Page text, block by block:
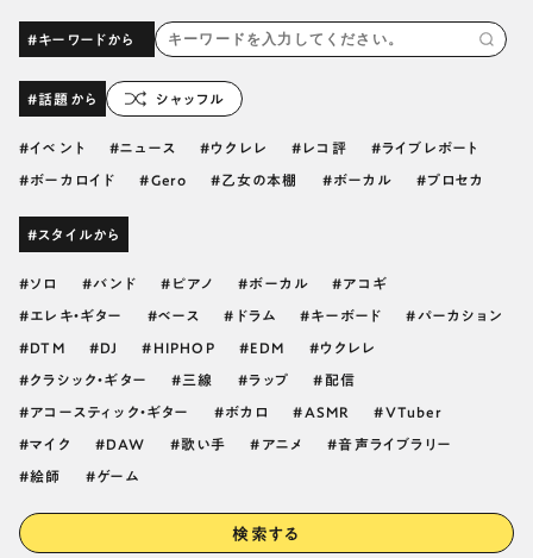
#キーワードから
#話題から シャッフル
イベント ニュース ウクレレ レコ評 ライブレポート
ボーカロイド Gero 乙女の本棚 ボーカル プロセカ
#スタイルから
ソロ バンド ピアノ ボーカル アコギ
エレキ・ギター ベース ドラム キーボード パーカション
DTM DJ HIPHOP EDM ウクレレ
クラシック・ギター 三線 ラップ 配信
アコースティック・ギター ボカロ ASMR VTuber
マイク DAW 歌い手 アニメ 音声ライブラリー
絵師 ゲーム
検索する